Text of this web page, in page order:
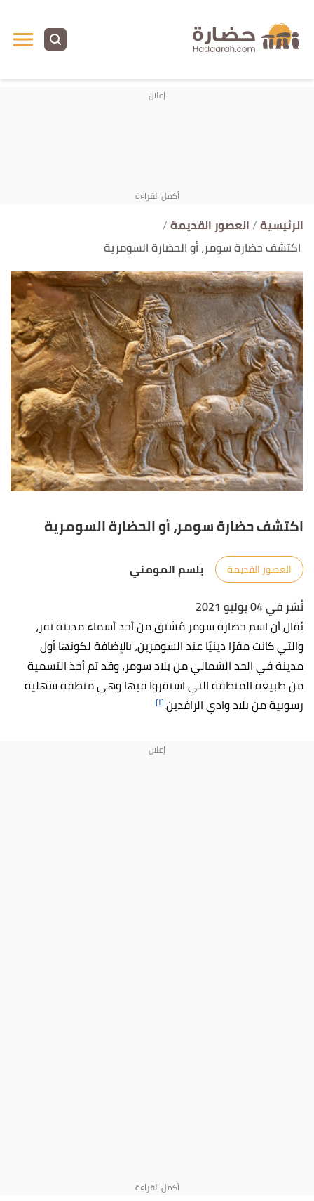
الرئيسية العصور القديمة
اكتشف حضارة سومر، أو الحضارة السومرية
اكتشف حضارة سومر، أو الحضارة السومرية
العصور القديمة
بلسم المومني
نُشر في 04 يوليو 2021
يُقال أن اسم حضارة سومر مُشتق من أحد أسماء مدينة نفر،
والتي كانت مقرًا دينيًا عند السومرين، بالإضافة لكونها أول
مدينة في الحد الشمالي من بلاد سومر، وقد تم أخذ التسمية
من طبيعة المنطقة التي استقروا فيها وهي منطقة سهلية
رسوبية من بلاد وادي الرافدين.[١]